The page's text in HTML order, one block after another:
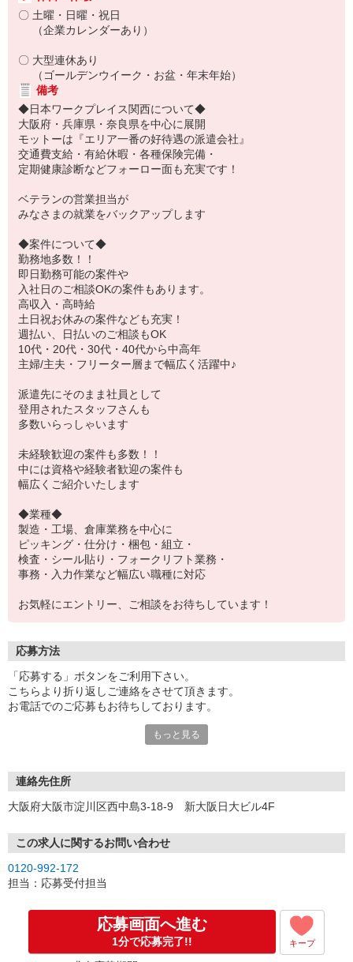
〇 土曜・日曜・祝日
（企業カレンダーあり）
〇 大型連休あり
（ゴールデンウイーク・お盆・年末年始）
備考
◆日本ワークプレイス関西について◆
大阪府・兵庫県・奈良県を中心に展開
モットーは『エリア一番の好待遇の派遣会社』
交通費支給・有給休暇・各種保険完備・
定期健康診断などフォーロー面も充実です！
ベテランの営業担当が
みなさまの就業をバックアップします
◆案件について◆
勤務地多数！！
即日勤務可能の案件や
入社日のご相談OKの案件もあります。
高収入・高時給
土日祝お休みの案件なども充実！
週払い、日払いのご相談もOK
10代・20代・30代・40代から中高年
主婦/主夫・フリーター層まで幅広く活躍中♪
派遣先にそのまま社員として
登用されたスタッフさんも
多数いらっしゃいます
未経験歓迎の案件も多数！！
中には資格や経験者歓迎の案件も
幅広くご紹介いたします
◆業種◆
製造・工場、倉庫業務を中心に
ピッキング・仕分け・梱包・組立・
検査・シール貼り・フォークリフト業務・
事務・入力作業など幅広い職種に対応
お気軽にエントリー、ご相談をお待ちしています！
応募方法
「応募する」ボタンをご利用下さい。
こちらより折り返しご連絡をさせて頂きます。
お電話でのご応募もお待ちしております。
※現地での面談対応も可能です。もっと見る
連絡先住所
大阪府大阪市淀川区西中島3-18-9 新大阪日大ビル4F
この求人に関するお問い合わせ
0120-992-172
担当：応募受付担当
応募画面へ進む
1分で応募完了!! キープ